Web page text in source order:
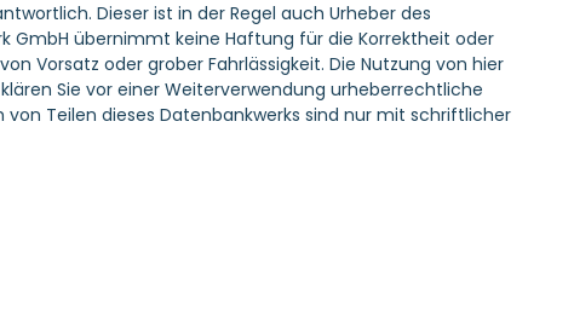
Dieser ist in der Regel auch Urheber des
GmbH übernimmt keine Haftung für die Korrektheit oder
Vorsatz oder grober Fahrlässigkeit. Die Nutzung von hier
Sie vor einer Weiterverwendung urheberrechtliche
Teilen dieses Datenbankwerks sind nur mit schriftlicher